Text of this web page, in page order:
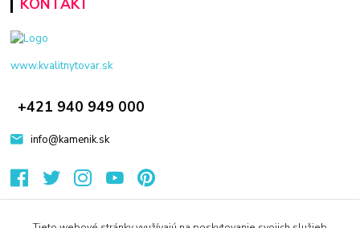
KONTAKT
www.kvalitnytovar.sk
+421 940 949 000
info@kamenik.sk